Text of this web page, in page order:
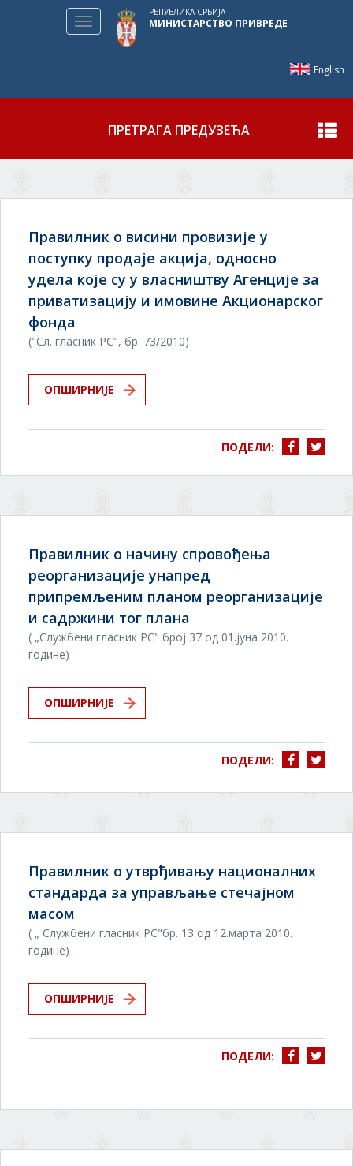
English
Toggle
navigation
РЕПУБЛИКА СРБИЈА
МИНИСТАРСТВО ПРИВРЕДЕ
ПРЕТРАГА ПРЕДУЗЕЋА
Правилник о висини провизије у
поступку продаје акција, односно
удела које су у власништву Агенције за
приватизацију и имовине Акционарског
фонда
("Сл. гласник РС", бр. 73/2010)
ОПШИРНИЈЕ
ПОДЕЛИ:
Правилник о начину спровођења
реорганизације унапред
припремљеним планом реорганизације
и садржини тог плана
( „Службени гласник РС" број 37 од 01.јуна 2010.
године)
ОПШИРНИЈЕ
ПОДЕЛИ:
Правилник о утврђивању националних
стандарда за управљање стечајном
масом
( „ Службени гласник РС"бр. 13 од 12.марта 2010.
године)
ОПШИРНИЈЕ
ПОДЕЛИ: